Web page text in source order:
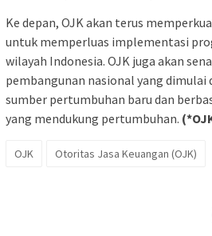
Ke depan, OJK akan terus
untuk memperluas implementasi
wilayah Indonesia. OJK juga akan
pembangunan nasional yang dimulai
sumber pertumbuhan baru dan
yang mendukung pertumbuhan.
OJK Otoritas Jasa Keuangan (OJK)